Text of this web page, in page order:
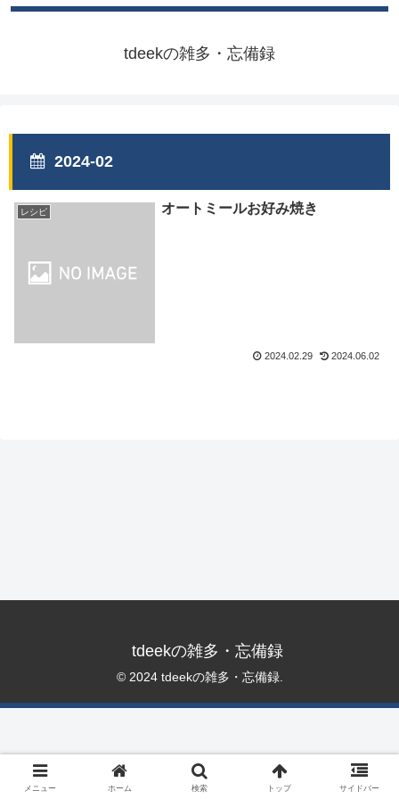
tdeekの雑多・忘備録
2024-02
レシピ オートミールお好み焼き
2024.02.29 2024.06.02
tdeekの雑多・忘備録
© 2024 tdeekの雑多・忘備録.
メニュー ホーム 検索 トップ サイドバー